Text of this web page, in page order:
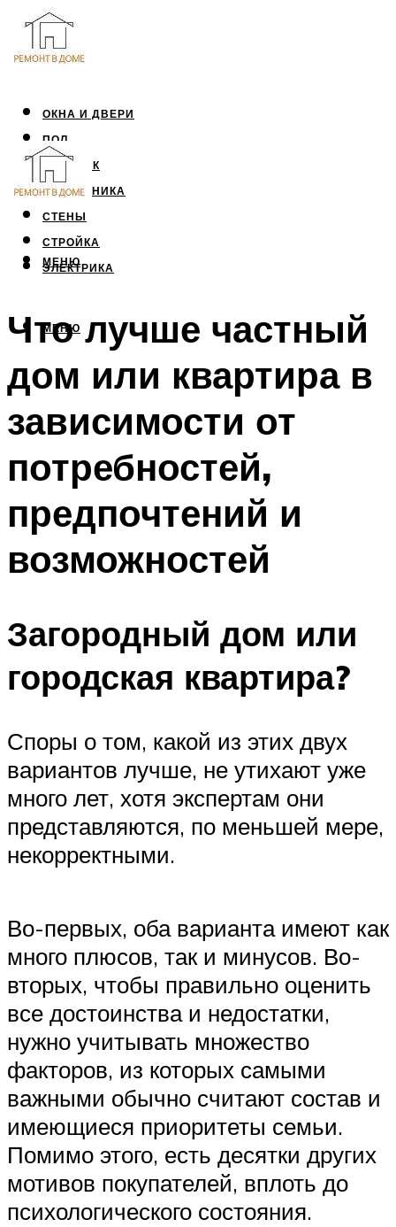
ОКНА И ДВЕРИ
ПОЛ
ПОТОЛОК
САНТЕХНИКА
СТЕНЫ
СТРОЙКА
ЭЛЕКТРИКА
МЕНЮ
МЕНЮ
Что лучше частный
дом или квартира в
зависимости от
потребностей,
предпочтений и
возможностей
Загородный дом или
городская квартира?
Споры о том, какой из этих двух
вариантов лучше, не утихают уже
много лет, хотя экспертам они
представляются, по меньшей мере,
некорректными.
Во-первых, оба варианта имеют как
много плюсов, так и минусов. Во-
вторых, чтобы правильно оценить
все достоинства и недостатки,
нужно учитывать множество
факторов, из которых самыми
важными обычно считают состав и
имеющиеся приоритеты семьи.
Помимо этого, есть десятки других
мотивов покупателей, вплоть до
психологического состояния.